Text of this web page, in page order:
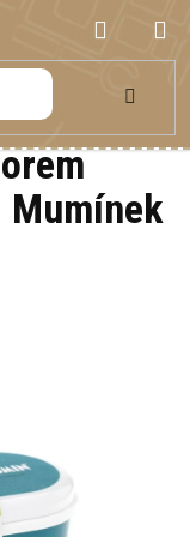
KOŠÍK
Mumínek